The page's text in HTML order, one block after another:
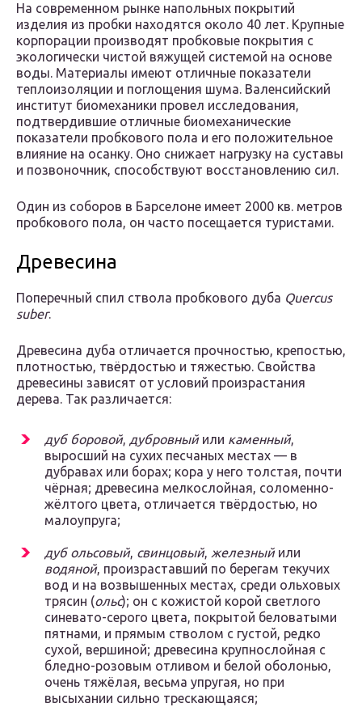
На современном рынке напольных покрытий
изделия из пробки находятся около 40 лет. Крупные
корпорации производят пробковые покрытия с
экологически чистой вяжущей системой на основе
воды. Материалы имеют отличные показатели
теплоизоляции и поглощения шума. Валенсийский
институт биомеханики провел исследования,
подтвердившие отличные биомеханические
показатели пробкового пола и его положительное
влияние на осанку. Оно снижает нагрузку на суставы
и позвоночник, способствуют восстановлению сил.
Один из соборов в Барселоне имеет 2000 кв. метров
пробкового пола, он часто посещается туристами.
Древесина
Поперечный спил ствола пробкового дуба Quercus
suber.
Древесина дуба отличается прочностью, крепостью,
плотностью, твёрдостью и тяжестью. Свойства
древесины зависят от условий произрастания
дерева. Так различается:
дуб боровой, дубровныйили каменный,
выросший на сухих песчаных местах — в
дубравах или борах; кора у него толстая, почти
чёрная; древесина мелкослойная, соломенно-
жёлтого цвета, отличается твёрдостью, но
малоупруга;
дуб ольсовый, свинцовый, железныйили
водяной, произраставший по берегам текучих
вод и на возвышенных местах, среди ольховых
трясин (ольс); он с кожистой корой светлого
синевато-серого цвета, покрытой беловатыми
пятнами, и прямым стволом с густой, редко
сухой, вершиной; древесина крупнослойная с
бледно-розовым отливом и белой оболонью,
очень тяжёлая, весьма упругая, но при
высыхании сильно трескающаяся;